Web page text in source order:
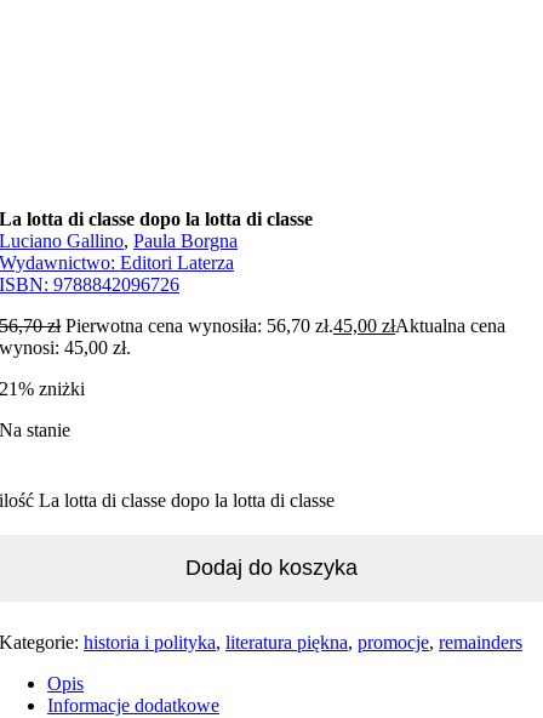
La lotta di classe dopo la lotta di classe
Luciano Gallino,Paula Borgna
Wydawnictwo:Editori Laterza
ISBN:9788842096726
56,70zł Pierwotna cena wynosiła: 56,70 zł.45,00złAktualna cena
wynosi: 45,00 zł.
21% zniżki
Na stanie
ilość La lotta di classe dopo la lotta di classe
Dodaj do koszyka
Kategorie:historia i polityka,literatura piękna,promocje,remainders
Opis
Informacje dodatkowe